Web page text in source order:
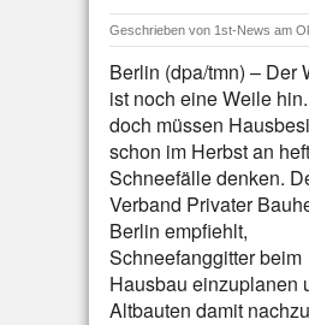
Geschrieben von 1st-News am
Berlin (dpa/tmn) – Der
ist noch eine Weile
doch müssen
schon im Herbst an
Schneefälle denken.
Verband Privater
Berlin empfiehlt,
Schneefanggitter beim
Hausbau einzuplanen
Altbauten damit